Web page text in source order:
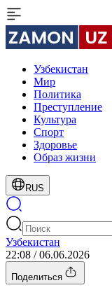
Узбекистан
Мир
Политика
Преступление
Культура
Спорт
Здоровье
Образ жизни
RUS
Узбекистан
22:08 / 06.06.2026
Поделиться